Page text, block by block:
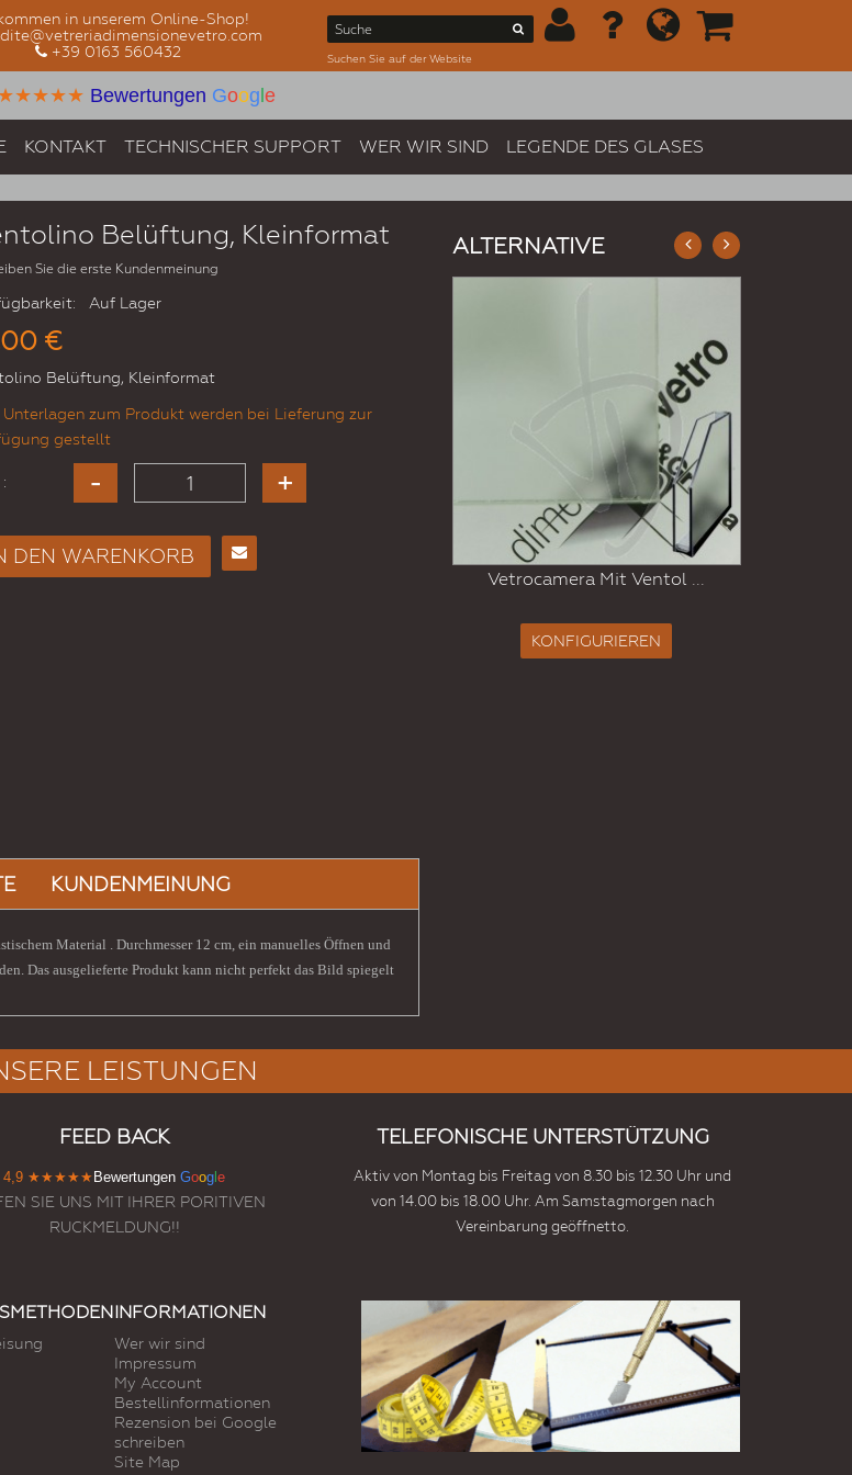
in unserem Online-Shop!
+39 0163 560432
Suchen Sie auf der Website
Bewertungen Goog e
KONTAKT TECHNISCHER SUPPORT WER WIR SIND LEGENDE DES GLASES
Belüftung, Kleinformat
Sie die erste Kundenmeinung
Auf Lager
€
Belüftung, Kleinformat
zum Produkt werden bei Lieferung zur
gestellt
DEN WARENKORB
KUNDENMEINUNG
Material . Durchmesser 12 cm, ein manuelles Öffnen und
Das ausgelieferte Produkt kann nicht perfekt das Bild spiegelt
ALTERNATIVE
Vetrocamera Mit Ventol ...
Vetrocamera Mit Ventol ...
KONFIGURIEREN
LEISTUNGEN
FEED BACK
4,9 ★★★★★ Bewertungen Goog e
SIE UNS MIT IHRER PORITIVEN
RUCKMELDUNG!!
TELEFONISCHE UNTERSTÜTZUNG
Aktiv von Montag bis Freitag von 8.30 bis 12.30 Uhr und
von 14.00 bis 18.00 Uhr. Am Samstagmorgen nach
Vereinbarung geöffnetto.
INFORMATIONEN
Wer wir sind
Impressum
My Account
Bestellinformationen
Rezension bei Google
schreiben
Site Map